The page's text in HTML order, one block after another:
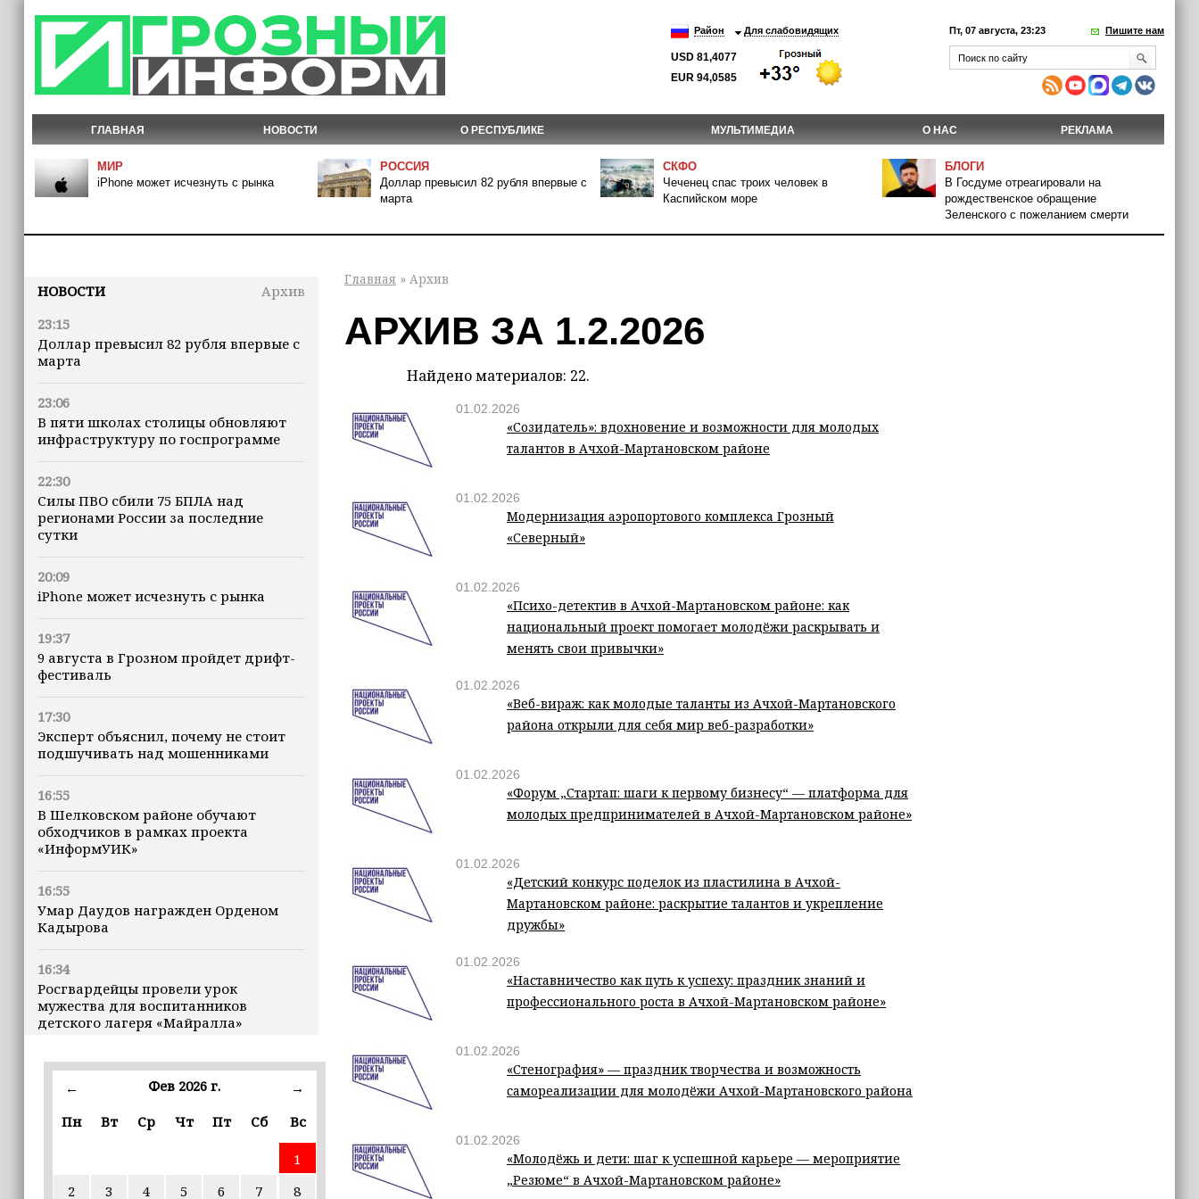
Район Для слабовидящих
USD 81,4077
EUR 94,0585
Пт, 07 августа, 23:23 Пишите нам
ГЛАВНАЯ НОВОСТИ О РЕСПУБЛИКЕ МУЛЬТИМЕДИА О НАС РЕКЛАМА
МИР
iPhone может исчезнуть с рынка
РОССИЯ
Доллар превысил 82 рубля впервые с
марта
СКФО
Чеченец спас троих человек в
Каспийском море
БЛОГИ
В Госдуме отреагировали на
рождественское обращение
Зеленского с пожеланием смерти
НОВОСТИ
Архив
23:15
Доллар превысил 82 рубля впервые с
марта
23:06
В пяти школах столицы обновляют
инфраструктуру по госпрограмме
22:30
Силы ПВО сбили 75 БПЛА над
регионами России за последние
сутки
20:09
iPhone может исчезнуть с рынка
19:37
9 августа в Грозном пройдет дрифт-
фестиваль
17:30
Эксперт объяснил, почему не стоит
подшучивать над мошенниками
16:55
В Шелковском районе обучают
обходчиков в рамках проекта
«ИнформУИК»
16:55
Умар Даудов награжден Орденом
Кадырова
16:34
Росгвардейцы провели урок
мужества для воспитанников
детского лагеря «Майралла»
16:30
Дмитрий Чернышенко: Внутренний
въездной — на 20,1%
← Фев 2026 г.
→
Пн
Вт Ср Чт Пт Сб Вс
1
2
3 4 5 6 7 8
Главная » Архив
АРХИВ ЗА 1.2.2026
Найдено материалов: 22.
01.02.2026
«Созидатель»: вдохновение и возможности для молодых
талантов в Ачхой-Мартановском районе
01.02.2026
Модернизация аэропортового комплекса Грозный
«Северный»
01.02.2026
«Психо-детектив в Ачхой-Мартановском районе: как
национальный проект помогает молодёжи раскрывать и
менять свои привычки»
01.02.2026
«Веб-вираж: как молодые таланты из Ачхой-Мартановского
района открыли для себя мир веб-разработки»
01.02.2026
«Форум „Стартап: шаги к первому бизнесу“ — платформа для
молодых предпринимателей в Ачхой-Мартановском районе»
01.02.2026
«Детский конкурс поделок из пластилина в Ачхой-
Мартановском районе: раскрытие талантов и укрепление
дружбы»
01.02.2026
«Наставничество как путь к успеху: праздник знаний и
профессионального роста в Ачхой-Мартановском районе»
01.02.2026
«Стенография» — праздник творчества и возможность
самореализации для молодёжи Ачхой-Мартановского района
01.02.2026
«Молодёжь и дети: шаг к успешной карьере — мероприятие
„Резюме“ в Ачхой-Мартановском районе»